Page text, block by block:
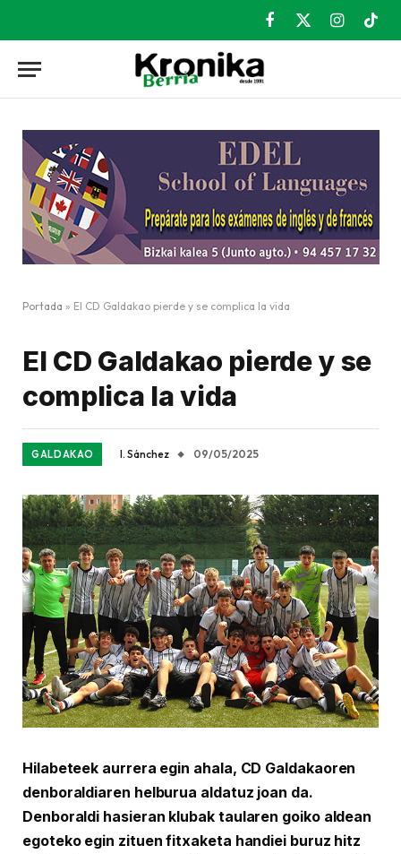
Facebook
X
Instagram
Portada » El CD Galdakao pierde y se complica la vida
El CD Galdakao pierde y se
complica la vida
GALDAKAO I. Sánchez 09/05/2025
Hilabeteek aurrera egin ahala, CD Galdakaoren
denboraldiaren helburua aldatuz joan da.
Denboraldi hasieran klubak taularen goiko aldean
egoteko egin zituen fitxaketa handiei buruz hitz